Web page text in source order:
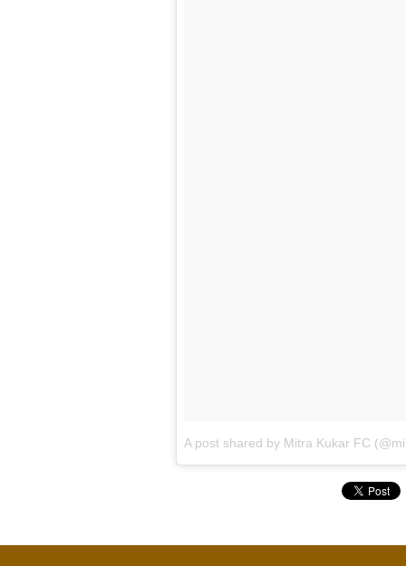
A post shared by Mitra Kukar FC